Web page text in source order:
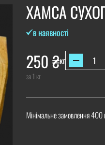
ХАМСА
в наявності
250₴кг
за 1 кг
Мінімальне замовлення